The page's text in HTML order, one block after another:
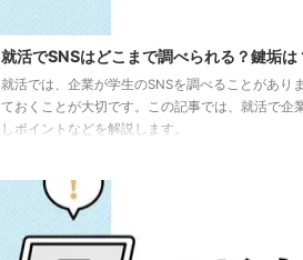
就活でSNSはどこまで調べられる？鍵垢
就活では、企業が学生のSNSを調べることがあり
ておくことが大切です。この記事では、就活で企
しポイントなどを解説します。